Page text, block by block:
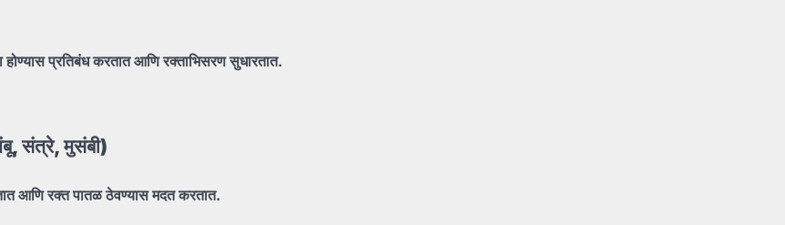
होण्यासप्रतिबंधकरतातआणिरक्ताभिसरणसुधारतात.
संत्रे,मुसंबी)
आणिरक्तपातळठेवण्यासमदतकरतात.